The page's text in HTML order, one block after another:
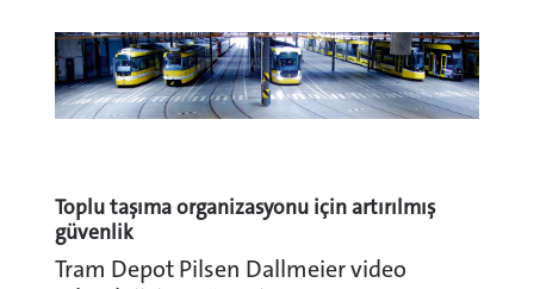
Toplu taşıma organizasyonu için artırılmış
güvenlik
Tram Depot Pilsen Dallmeier video